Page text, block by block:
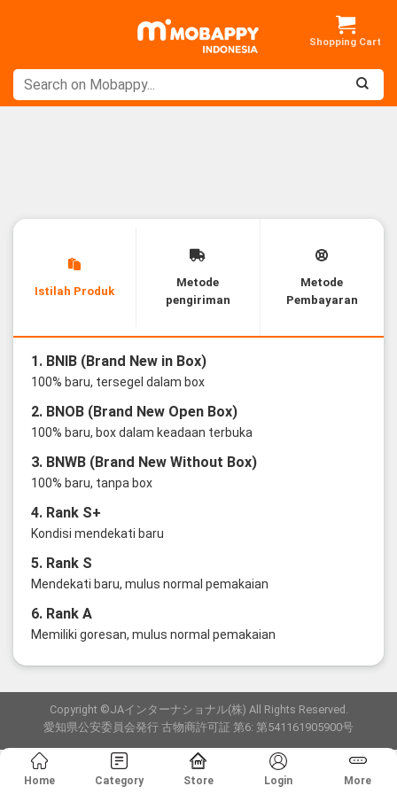
Istilah Produk
Metode
pengiriman
Metode
Pembayaran
1. BNIB (Brand New in Box)
100% baru, tersegel dalam box
2. BNOB (Brand New Open Box)
100% baru, box dalam keadaan terbuka
3. BNWB (Brand New Without Box)
100% baru, tanpa box
4. Rank S+
Kondisi mendekati baru
5. Rank S
Mendekati baru, mulus normal pemakaian
6. Rank A
Memiliki goresan, mulus normal pemakaian
Copyright ©JAインターナショナル(株) All Rights Reserved.
愛知県公安委員会発行 古物商許可証 第6: 第541161905900号
Home Category Store Login More